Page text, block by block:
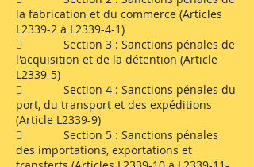
la fabrication et du commerce (Articles
L2339-2 à L2339-4-1)
 Section 3 : Sanctions pénales de
l'acquisition et de la détention (Article
L2339-5)
 Section 4 : Sanctions pénales du
port, du transport et des expéditions
(Article L2339-9)
 Section 5 : Sanctions pénales
des importations, exportations et